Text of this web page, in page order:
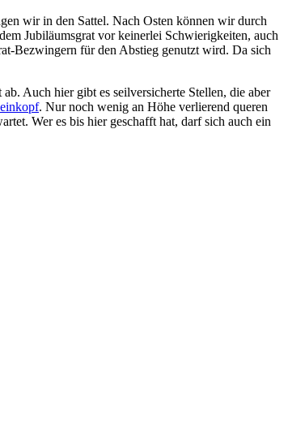
wir in den Sattel. Nach Osten können wir durch
Jubiläumsgrat vor keinerlei Schwierigkeiten, auch
Bezwingern für den Abstieg genutzt wird. Da sich
Auch hier gibt es seilversicherte Stellen, die aber
. Nur noch wenig an Höhe verlierend queren
Wer es bis hier geschafft hat, darf sich auch ein